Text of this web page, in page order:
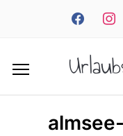
facebook